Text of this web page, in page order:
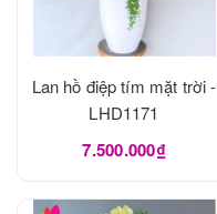
Lan hồ điệp tím mặt trời -
LHD1171
7.500.000₫